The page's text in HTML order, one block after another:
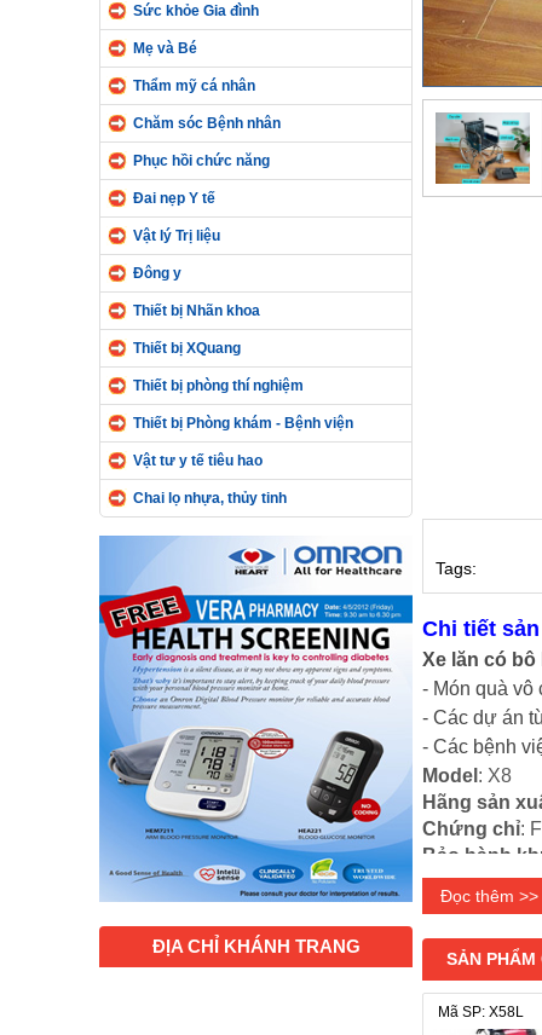
Sức khỏe Gia đình
Mẹ và Bé
Thẩm mỹ cá nhân
Chăm sóc Bệnh nhân
Phục hồi chức năng
Đai nẹp Y tế
Vật lý Trị liệu
Đông y
Thiết bị Nhãn khoa
Thiết bị XQuang
Thiết bị phòng thí nghiệm
Thiết bị Phòng khám - Bệnh viện
Vật tư y tế tiêu hao
Chai lọ nhựa, thủy tinh
ĐỊA CHỈ KHÁNH TRANG
Tags:
Chi tiết
Xe lăn có
- Món quà vô
- Các dự án
- Các bệnh
Model : X8
Hãng sản
Chứng chỉ:
Bảo hành
Tính năng
- Có nệm, có
- Có hai tay
- Xe có gắn
- Khung xe
Đọc thêm >>
SẢN PHẨM
Mã SP: X58L